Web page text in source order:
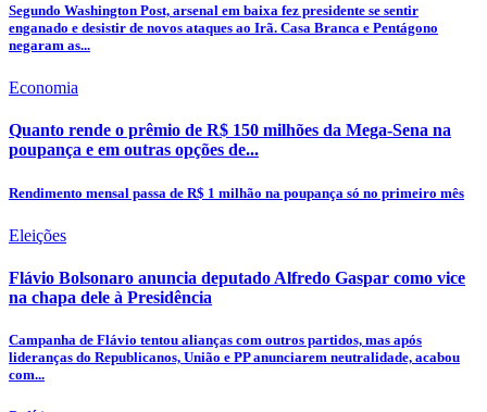
Segundo Washington Post, arsenal em baixa fez presidente se sentir
enganado e desistir de novos ataques ao Irã. Casa Branca e Pentágono
negaram as...
Economia
Quanto rende o prêmio de R$ 150 milhões da Mega-Sena na
poupança e em outras opções de...
Rendimento mensal passa de R$ 1 milhão na poupança só no primeiro mês
Eleições
Flávio Bolsonaro anuncia deputado Alfredo Gaspar como vice
na chapa dele à Presidência
Campanha de Flávio tentou alianças com outros partidos, mas após
lideranças do Republicanos, União e PP anunciarem neutralidade, acabou
com...